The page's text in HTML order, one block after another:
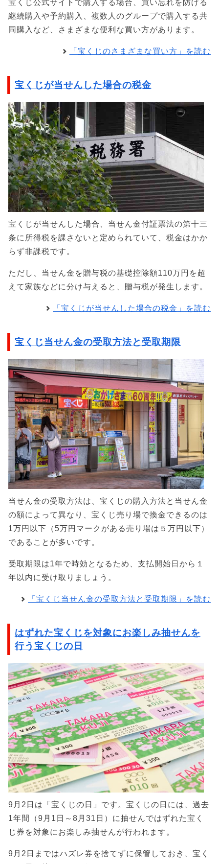
宝くじ公式サイトで購入する場合、買い忘れを防げる
継続購入や予約購入、複数人のグループで購入する共
同購入など、さまざまな便利な買い方があります。
「宝くじのさまざまな買い方」を読む
宝くじが当せんした場合の税金
宝くじが当せんした場合、当せん金付証票法の第十三
条に所得税を課さないと定められていて、税金はかか
らず非課税です。
ただし、当せん金を贈与税の基礎控除額110万円を超
えて家族などに分け与えると、贈与税が発生します。
「宝くじが当せんした場合の税金」を読む
宝くじ当せん金の受取方法と受取期限
当せん金の受取方法は、宝くじの購入方法と当せん金
の額によって異なり、宝くじ売り場で換金できるのは
1万円以下（5万円マークがある売り場は５万円以下）
であることが多いです。
受取期限は1年で時効となるため、支払開始日から１
年以内に受け取りましょう。
「宝くじ当せん金の受取方法と受取期限」を読む
はずれた宝くじを対象にお楽しみ抽せんを
行う宝くじの日
9月2日は「宝くじの日」です。宝くじの日には、過去
1年間（9月1日～8月31日）に抽せんではずれた宝く
じ券を対象にお楽しみ抽せんが行われます。
9月2日まではハズレ券を捨てずに保管しておき、宝く